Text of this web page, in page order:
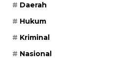
Daerah
Hukum
Kriminal
Nasional